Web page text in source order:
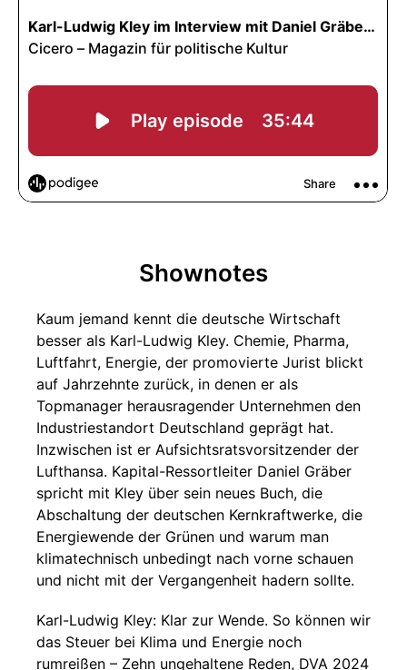
Shownotes
Kaum jemand kennt die deutsche Wirtschaft
besser als Karl-Ludwig Kley. Chemie, Pharma,
Luftfahrt, Energie, der promovierte Jurist blickt
auf Jahrzehnte zurück, in denen er als
Topmanager herausragender Unternehmen den
Industriestandort Deutschland geprägt hat.
Inzwischen ist er Aufsichtsratsvorsitzender der
Lufthansa. Kapital-Ressortleiter Daniel Gräber
spricht mit Kley über sein neues Buch, die
Abschaltung der deutschen Kernkraftwerke, die
Energiewende der Grünen und warum man
klimatechnisch unbedingt nach vorne schauen
und nicht mit der Vergangenheit hadern sollte.
Karl-Ludwig Kley: Klar zur Wende. So können wir
das Steuer bei Klima und Energie noch
rumreißen – Zehn ungehaltene Reden, DVA 2024